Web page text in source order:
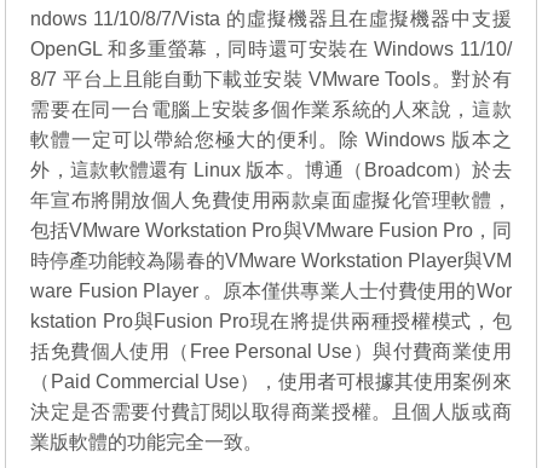
ndows 11/10/8/7/Vista 的虛擬機器且在虛擬機器中支援
OpenGL 和多重螢幕，同時還可安裝在 Windows 11/10/
8/7 平台上且能自動下載並安裝 VMware Tools。對於有
需要在同一台電腦上安裝多個作業系統的人來說，這款
軟體一定可以帶給您極大的便利。除 Windows 版本之
外，這款軟體還有 Linux 版本。博通（Broadcom）於去
年宣布將開放個人免費使用兩款桌面虛擬化管理軟體，
包括VMware Workstation Pro與VMware Fusion Pro，同
時停產功能較為陽春的VMware Workstation Player與VM
ware Fusion Player 。原本僅供專業人士付費使用的Wor
kstation Pro與Fusion Pro現在將提供兩種授權模式，包
括免費個人使用（Free Personal Use）與付費商業使用
（Paid Commercial Use），使用者可根據其使用案例來
決定是否需要付費訂閱以取得商業授權。且個人版或商
業版軟體的功能完全一致。